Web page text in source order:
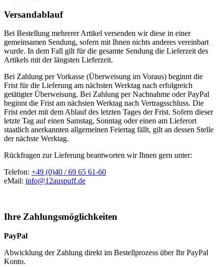
Versandablauf
Bei Bestellung mehrerer Artikel versenden wir diese in einer
gemeinsamen Sendung, sofern mit Ihnen nichts anderes vereinbart
wurde. In dem Fall gilt für die gesamte Sendung die Lieferzeit des
Artikels mit der längsten Lieferzeit.
Bei Zahlung per Vorkasse (Überweisung im Voraus) beginnt die
Frist für die Lieferung am nächsten Werktag nach erfolgreich
getätigter Überweisung. Bei Zahlung per Nachnahme oder PayPal
beginnt die Frist am nächsten Werktag nach Vertragsschluss. Die
Frist endet mit dem Ablauf des letzten Tages der Frist. Sofern dieser
letzte Tag auf einen Samstag, Sonntag oder einen am Lieferort
staatlich anerkannten allgemeinen Feiertag fällt, gilt an dessen Stelle
der nächste Werktag.
Rückfragen zur Lieferung beantworten wir Ihnen gern unter:
Telefon: +49 (0)40 / 69 65 61-60
eMail: info@12auspuff.de
Ihre Zahlungsmöglichkeiten
PayPal
Abwicklung der Zahlung direkt im Bestellprozess über Ihr PayPal
Konto.